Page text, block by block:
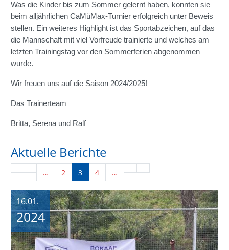
Was die Kinder bis zum Sommer gelernt haben, konnten sie
beim alljährlichen CaMüMax-Turnier erfolgreich unter Beweis
stellen. Ein weiteres Highlight ist das Sportabzeichen, auf das
die Mannschaft mit viel Vorfreude trainierte und welches am
letzten Trainingstag vor den Sommerferien abgenommen
wurde.
Wir freuen uns auf die Saison 2024/2025!
Das Trainerteam
Britta, Serena und Ralf
Aktuelle Berichte
… 2 3 4 …
16.01.
2024